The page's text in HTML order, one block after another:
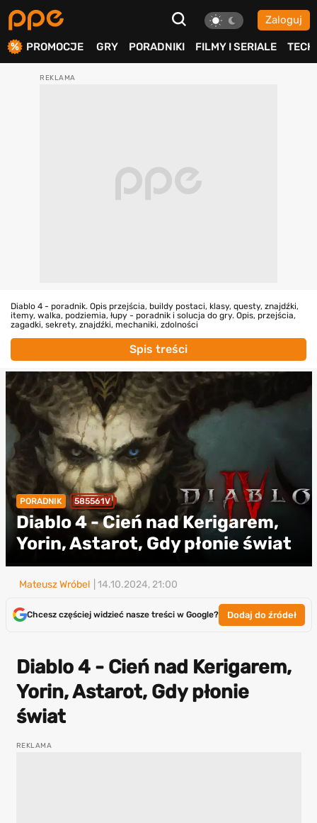
Zaloguj
PROMOCJE GRY PORADNIKI FILMY I SERIALE TECH
Diablo 4 - poradnik. Opis przejścia, buildy postaci, klasy, questy, znajdźki,
itemy, walka, podziemia, łupy - poradnik i solucja do gry. Opis, przejścia,
zagadki, sekrety, znajdźki, mechaniki, zdolności
Spis treści
PORADNIK 585561V
Diablo 4 - Cień nad Kerigarem,
Yorin, Astarot, Gdy płonie świat
Mateusz Wróbel | 14.10.2024, 21:00
Chcesz częściej widzieć nasze treści w Google? Dodaj do źródeł
Diablo 4 - Cień nad Kerigarem,
Yorin, Astarot, Gdy płonie
świat